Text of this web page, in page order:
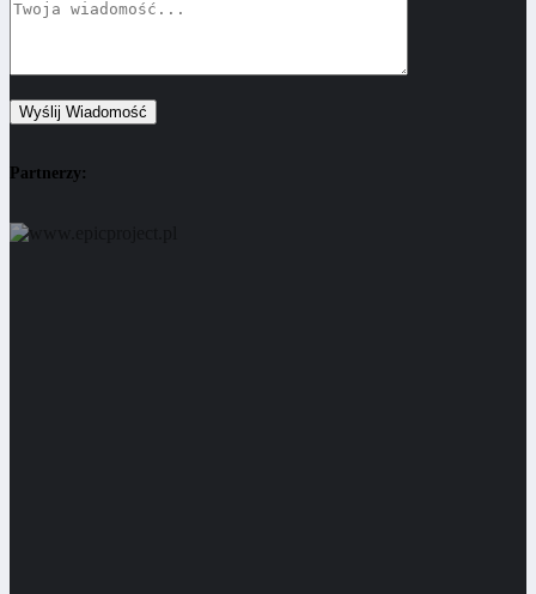
Partnerzy: